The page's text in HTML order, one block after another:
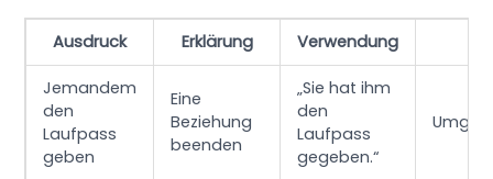
Ausdruck Erklärung Verwendung
Jemandem
den
Laufpass
geben
Eine
Beziehung
beenden
„Sie hat ihm
den
Laufpass
gegeben.“